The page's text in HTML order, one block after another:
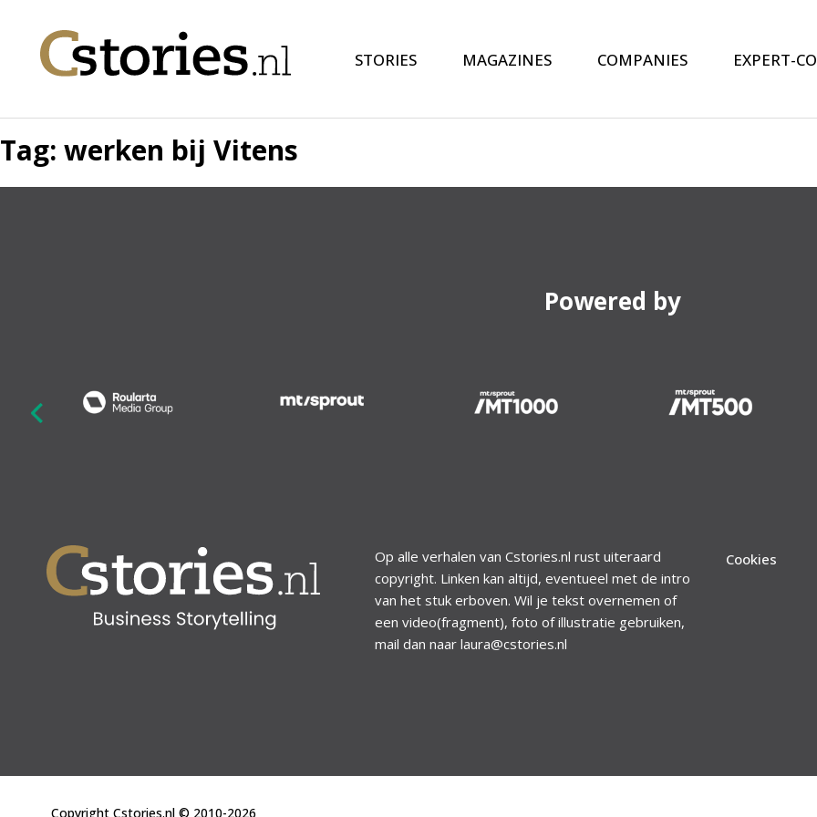
STORIES MAGAZINES COMPANIES EXPERT-
Tag: werken bij Vitens
Powered by
Op alle verhalen van Cstories.nl rust uiteraard
copyright. Linken kan altijd, eventueel met de intro
van het stuk erboven. Wil je tekst overnemen of
een video(fragment), foto of illustratie gebruiken,
mail dan naar laura@cstories.nl
Cookies
Copyright Cstories.nl © 2010-2026